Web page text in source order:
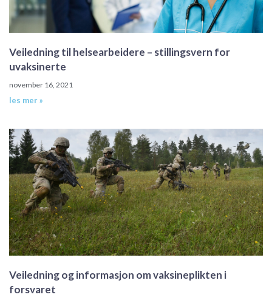
Veiledning til helsearbeidere – stillingsvern for
uvaksinerte
november 16, 2021
les mer »
Veiledning og informasjon om vaksineplikten i
forsvaret